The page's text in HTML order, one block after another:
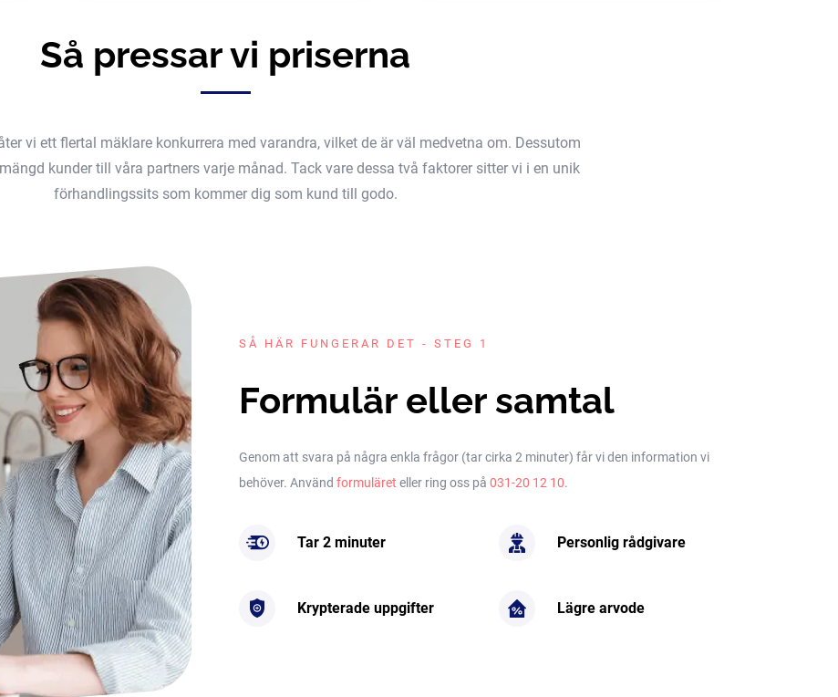
Så pressar vi priserna
vi ett flertal mäklare konkurrera med varandra, vilket de är väl medvetna om. Dessutom
kunder till våra partners varje månad. Tack vare dessa två faktorer sitter vi i en unik
förhandlingssits som kommer dig som kund till godo.
SÅ HÄR FUNGERAR DET - STEG 1
Formulär eller samtal
Genom att svara på några enkla frågor (tar cirka 2 minuter) får vi den information vi
behöver. Använd formuläret eller ring oss på 031-20 12 10.
Tar 2 minuter Personlig rådgivare
Krypterade uppgifter Lägre arvode